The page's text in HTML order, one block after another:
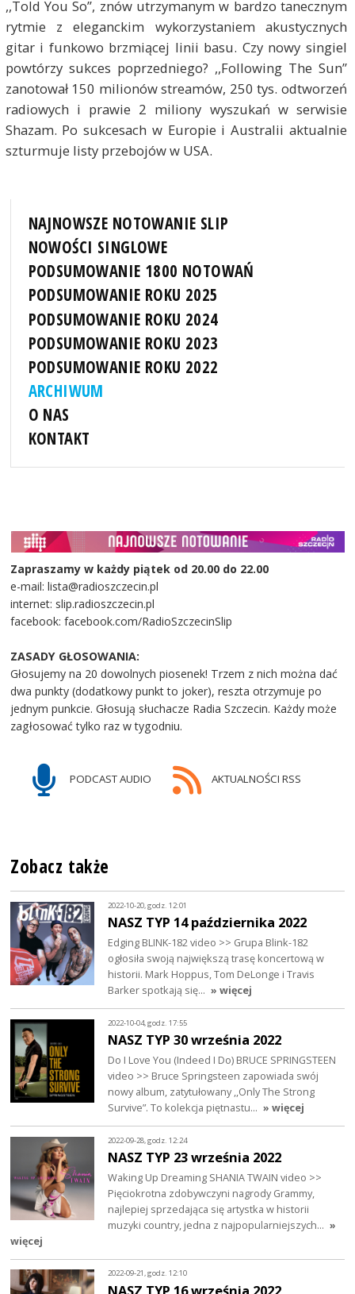
,,Told You So”, znów utrzymanym w bardzo tanecznym
rytmie z eleganckim wykorzystaniem akustycznych
gitar i funkowo brzmiącej linii basu. Czy nowy singiel
powtórzy sukces poprzedniego? ,,Following The Sun”
zanotował 150 milionów streamów, 250 tys. odtworzeń
radiowych i prawie 2 miliony wyszukań w serwisie
Shazam. Po sukcesach w Europie i Australii aktualnie
szturmuje listy przebojów w USA.
NAJNOWSZE NOTOWANIE SLIP
NOWOŚCI SINGLOWE
PODSUMOWANIE 1800 NOTOWAŃ
PODSUMOWANIE ROKU 2025
PODSUMOWANIE ROKU 2024
PODSUMOWANIE ROKU 2023
PODSUMOWANIE ROKU 2022
ARCHIWUM
O NAS
KONTAKT
Zapraszamy w każdy piątek od 20.00 do 22.00
e-mail: lista@radioszczecin.pl
internet: slip.radioszczecin.pl
facebook: facebook.com/RadioSzczecinSlip
ZASADY GŁOSOWANIA:
Głosujemy na 20 dowolnych piosenek! Trzem z nich można dać
dwa punkty (dodatkowy punkt to joker), reszta otrzymuje po
jednym punkcie. Głosują słuchacze Radia Szczecin. Każdy może
zagłosować tylko raz w tygodniu.
PODCAST AUDIO AKTUALNOŚCI RSS
Zobacz także
2022-10-20, godz. 12:01
NASZ TYP 14 października 2022
Edging BLINK-182 video >> Grupa Blink-182
ogłosiła swoją największą trasę koncertową w
historii. Mark Hoppus, Tom DeLonge i Travis
Barker spotkają się… » więcej
2022-10-04, godz. 17:55
NASZ TYP 30 września 2022
Do I Love You (Indeed I Do) BRUCE SPRINGSTEEN
video >> Bruce Springsteen zapowiada swój
nowy album, zatytułowany ,,Only The Strong
Survive”. To kolekcja piętnastu… » więcej
2022-09-28, godz. 12:24
NASZ TYP 23 września 2022
Waking Up Dreaming SHANIA TWAIN video >>
Pięciokrotna zdobywczyni nagrody Grammy,
najlepiej sprzedająca się artystka w historii
muzyki country, jedna z najpopularniejszych… »
więcej
2022-09-21, godz. 12:10